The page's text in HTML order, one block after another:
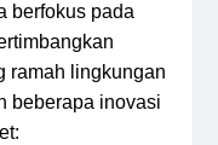
berfokus pada
ramah lingkungan
beberapa inovasi